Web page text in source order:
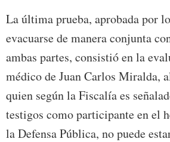
La última prueba, aprobada por
evacuarse de manera conjunta
ambas partes, consistió en la
médico de Juan Carlos Miralda,
quien según la Fiscalía es
testigos como participante en el
la Defensa Pública, no puede